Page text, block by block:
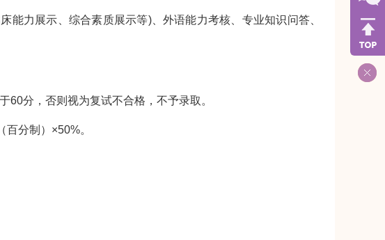
力展示、综合素质展示等)、外语能力考核、专业知识问答、
分，否则视为复试不合格，不予录取。
分制）×50%。